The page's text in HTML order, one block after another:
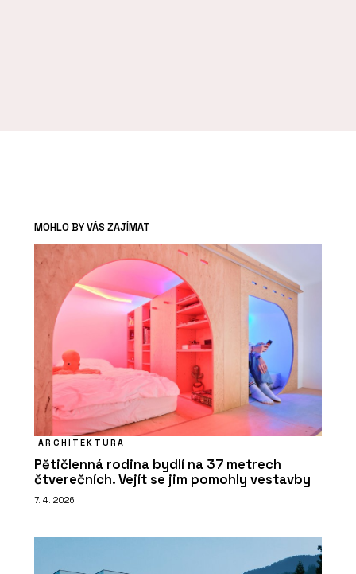
MOHLO BY VÁS ZAJÍMAT
ARCHITEKTURA
Pětičlenná rodina bydlí na 37 metrech
čtverečních. Vejít se jim pomohly vestavby
7. 4. 2026